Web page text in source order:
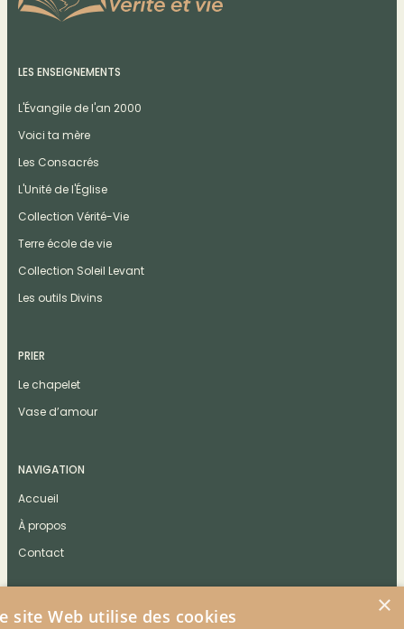
LES ENSEIGNEMENTS
L'Évangile de l'an 2000
Voici ta mère
Les Consacrés
L'Unité de l'Église
Collection Vérité-Vie
Terre école de vie
Collection Soleil Levant
Les outils Divins
PRIER
Le chapelet
Vase d’amour
NAVIGATION
Accueil
À propos
Contact
×
site Web utilise des cookies